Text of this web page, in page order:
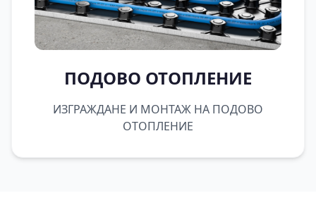
ПОДОВО ОТОПЛЕНИЕ
ИЗГРАЖДАНЕ И МОНТАЖ НА ПОДОВО
ОТОПЛЕНИЕ